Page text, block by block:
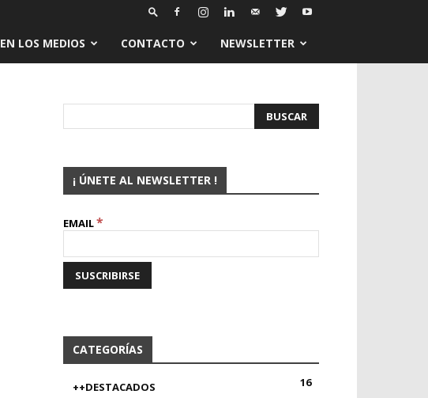
EN LOS MEDIOS CONTACTO NEWSLETTER
¡ ÚNETE AL NEWSLETTER !
EMAIL*
CATEGORÍAS
++DESTACADOS
16